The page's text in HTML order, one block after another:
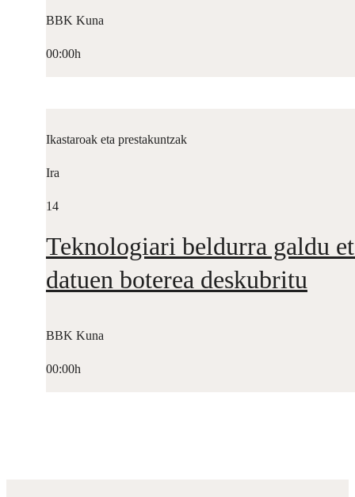
BBK Kuna
00:00h
Ikastaroak eta prestakuntzak
Ira
14
Teknologiari beldurra galdu
datuen boterea deskubritu
BBK Kuna
00:00h